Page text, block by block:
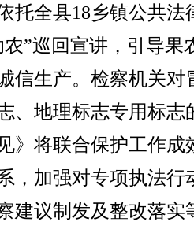
托全县18乡镇公共法
”巡回宣讲，引导果
信生产。检察机关对
、地理标志专用标志
》将联合保护工作成
，加强对专项执法行
建议制发及整改落实